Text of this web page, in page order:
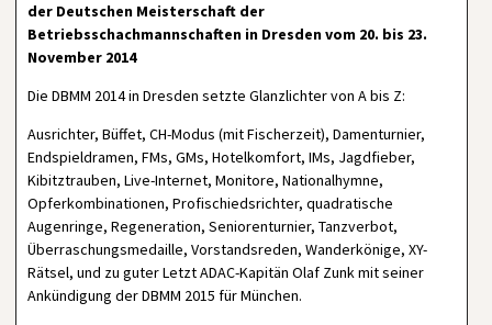
der Deutschen Meisterschaft der
Betriebsschachmannschaften in Dresden vom 20. bis 23.
November 2014
Die DBMM 2014 in Dresden setzte Glanzlichter von A bis Z:
Ausrichter, Büffet, CH-Modus (mit Fischerzeit), Damenturnier,
Endspieldramen, FMs, GMs, Hotelkomfort, IMs, Jagdfieber,
Kibitztrauben, Live-Internet, Monitore, Nationalhymne,
Opferkombinationen, Profischiedsrichter, quadratische
Augenringe, Regeneration, Seniorenturnier, Tanzverbot,
Überraschungsmedaille, Vorstandsreden, Wanderkönige, XY-
Rätsel, und zu guter Letzt ADAC-Kapitän Olaf Zunk mit seiner
Ankündigung der DBMM 2015 für München.